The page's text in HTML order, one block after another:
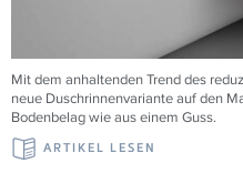
Mit dem anhaltenden Trend des
neue Duschrinnenvariante auf den
Bodenbelag wie aus einem Guss.
ARTIKEL LESEN